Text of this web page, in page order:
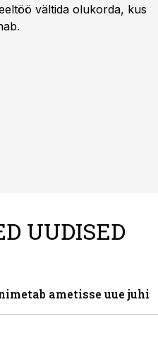
vältida olukorda, kus
UUDISED
ametisse uue juhi